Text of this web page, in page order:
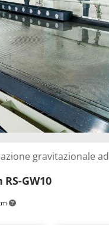
gravitazionale ad
RS-GW10